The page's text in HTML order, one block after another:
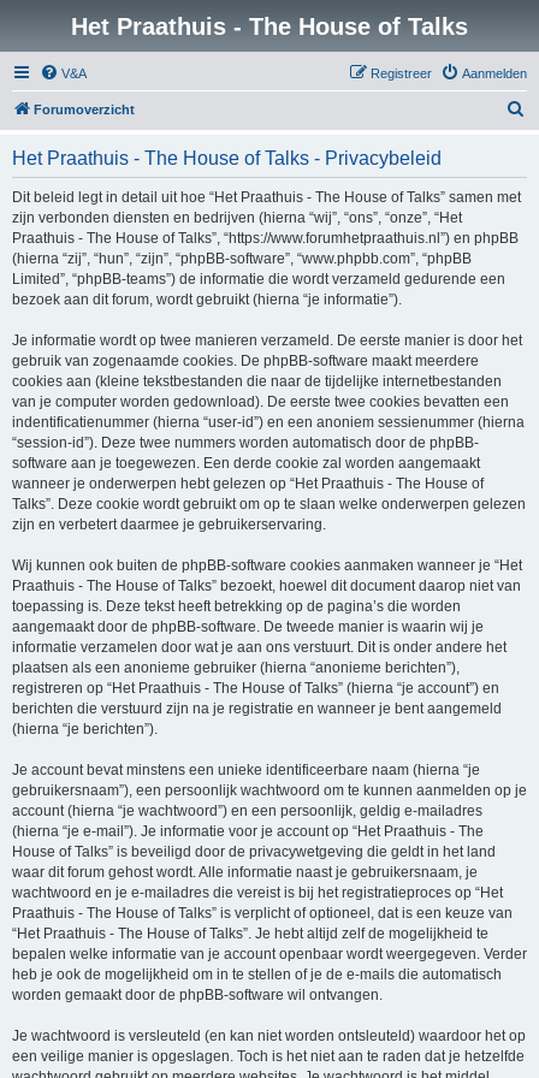
Het Praathuis - The House of Talks
V&A Aanmelden
Registreer
Forumoverzicht
Het Praathuis - The House of Talks - Privacybeleid
Dit beleid legt in detail uit hoe “Het Praathuis - The House of Talks” samen met
zijn verbonden diensten en bedrijven (hierna “wij”, “ons”, “onze”, “Het
Praathuis - The House of Talks”, “https://www.forumhetpraathuis.nl”) en phpBB
(hierna “zij”, “hun”, “zijn”, “phpBB-software”, “www.phpbb.com”, “phpBB
Limited”, “phpBB-teams”) de informatie die wordt verzameld gedurende een
bezoek aan dit forum, wordt gebruikt (hierna “je informatie”).
Je informatie wordt op twee manieren verzameld. De eerste manier is door het
gebruik van zogenaamde cookies. De phpBB-software maakt meerdere
cookies aan (kleine tekstbestanden die naar de tijdelijke internetbestanden
van je computer worden gedownload). De eerste twee cookies bevatten een
indentificatienummer (hierna “user-id”) en een anoniem sessienummer (hierna
“session-id”). Deze twee nummers worden automatisch door de phpBB-
software aan je toegewezen. Een derde cookie zal worden aangemaakt
wanneer je onderwerpen hebt gelezen op “Het Praathuis - The House of
Talks”. Deze cookie wordt gebruikt om op te slaan welke onderwerpen gelezen
zijn en verbetert daarmee je gebruikerservaring.
Wij kunnen ook buiten de phpBB-software cookies aanmaken wanneer je “Het
Praathuis - The House of Talks” bezoekt, hoewel dit document daarop niet van
toepassing is. Deze tekst heeft betrekking op de pagina’s die worden
aangemaakt door de phpBB-software. De tweede manier is waarin wij je
informatie verzamelen door wat je aan ons verstuurt. Dit is onder andere het
plaatsen als een anonieme gebruiker (hierna “anonieme berichten”),
registreren op “Het Praathuis - The House of Talks” (hierna “je account”) en
berichten die verstuurd zijn na je registratie en wanneer je bent aangemeld
(hierna “je berichten”).
Je account bevat minstens een unieke identificeerbare naam (hierna “je
gebruikersnaam”), een persoonlijk wachtwoord om te kunnen aanmelden op je
account (hierna “je wachtwoord”) en een persoonlijk, geldig e-mailadres
(hierna “je e-mail”). Je informatie voor je account op “Het Praathuis - The
House of Talks” is beveiligd door de privacywetgeving die geldt in het land
waar dit forum gehost wordt. Alle informatie naast je gebruikersnaam, je
wachtwoord en je e-mailadres die vereist is bij het registratieproces op “Het
Praathuis - The House of Talks” is verplicht of optioneel, dat is een keuze van
“Het Praathuis - The House of Talks”. Je hebt altijd zelf de mogelijkheid te
bepalen welke informatie van je account openbaar wordt weergegeven. Verder
heb je ook de mogelijkheid om in te stellen of je de e-mails die automatisch
worden gemaakt door de phpBB-software wil ontvangen.
Je wachtwoord is versleuteld (en kan niet worden ontsleuteld) waardoor het op
een veilige manier is opgeslagen. Toch is het niet aan te raden dat je hetzelfde